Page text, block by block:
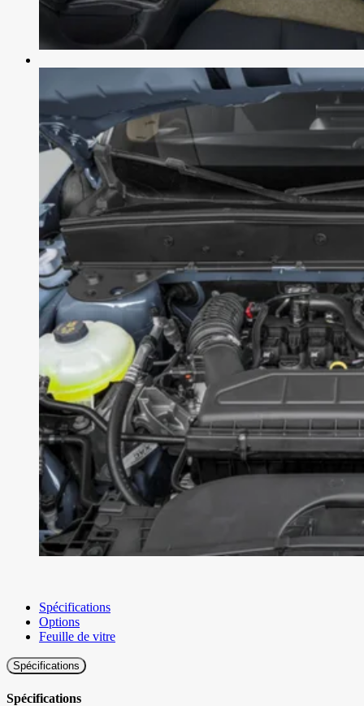
Spécifications
Options
Feuille de vitre
Spécifications
Spécifications